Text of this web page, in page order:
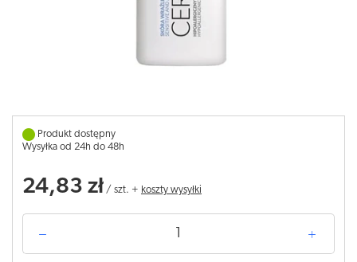
Produkt dostępny
Wysyłka od 24h do 48h
24,83 zł / szt. + koszty wysyłki